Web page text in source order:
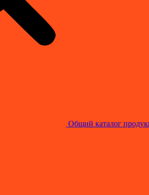
Общий каталог